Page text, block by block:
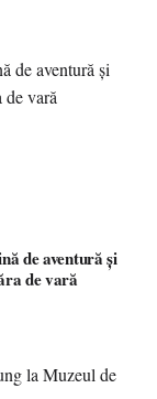
de aventură și
de vară